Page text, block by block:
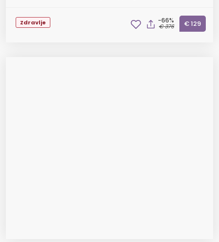
Zdravlje -66%
€ 376 € 129